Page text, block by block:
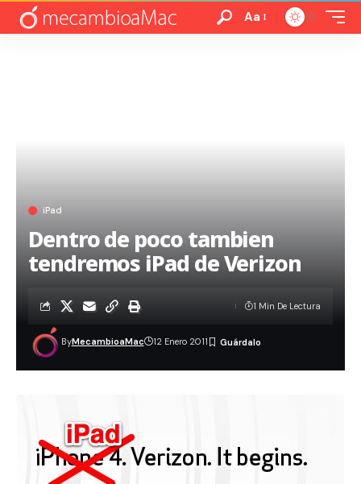
Aa
iPad
Dentro de poco tambien
tendremos iPad de Verizon
ByMecambioaMac 12 Enero 2011
1 Min De Lectura